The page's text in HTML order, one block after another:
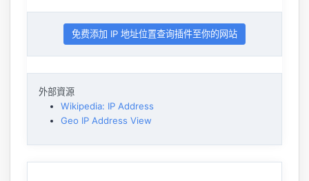
免费添加 IP 地址位置查询插件至你的网站
外部資源
Wikipedia: IP Address
Geo IP Address View